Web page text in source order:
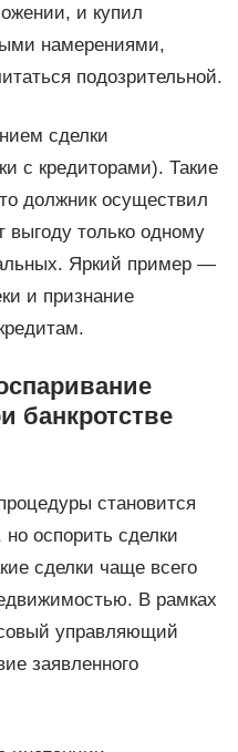
и купил
намерениями,
подозрительной.
сделки
с кредиторами). Такие
должник осуществил
выгоду только одному
Яркий пример —
и признание
банкротстве
становится
оспорить сделки
сделки чаще всего
В рамках
управляющий
заявленного